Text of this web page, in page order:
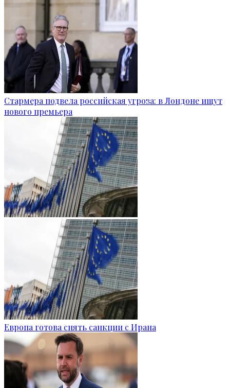
Стармера подвела российская угроза: в Лондоне ищут
нового премьера
Европа готова снять санкции с Ирана